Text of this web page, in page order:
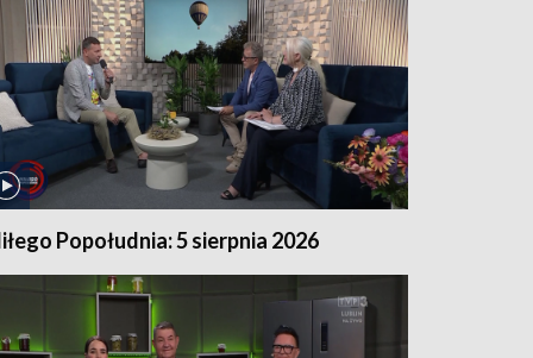
Popołudnia: 5 sierpnia 2026